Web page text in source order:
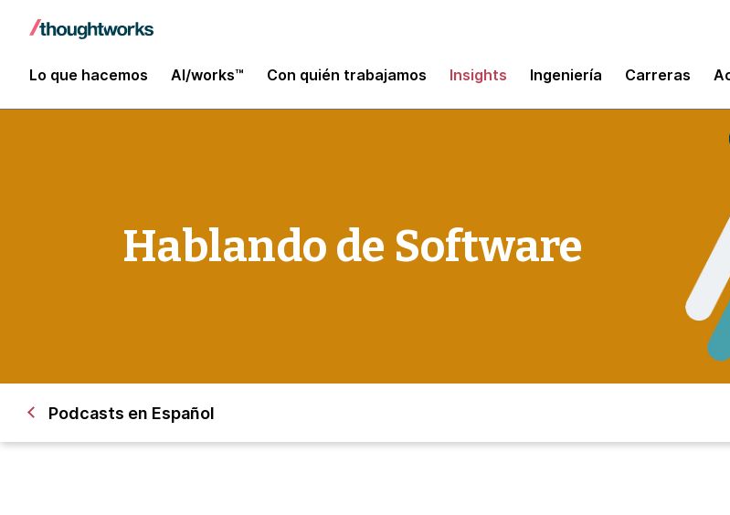
Lo que hacemos AI/works™ Con quién trabajamos Insights Ingeniería Carreras
Hablando de Software
Podcasts en Español